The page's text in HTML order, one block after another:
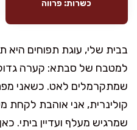
כשרות: פרווה
בבית שלי, עוגת תפוחים היא
למטבח של סבתא: קערה
שמתקרמלים לאט. כשאני
קולינרית, אני אוהבת לקחת
שמרגיש מעלף ועדיין ביתי.